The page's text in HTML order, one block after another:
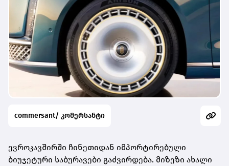
commersant/ კომერსანტი
ევროკავშირში ჩინეთიდან იმპორტირებული
ბიუჯეტური საბურავები გაძვირდება. მიზეზი ახალი